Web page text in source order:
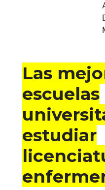
Girona
Lleida
Las
escuelas
estudiar